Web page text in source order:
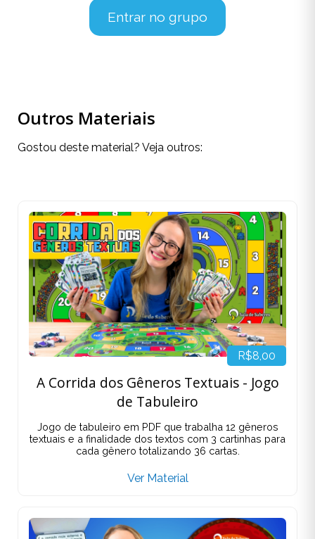
Entrar no grupo
Outros Materiais
Gostou deste material? Veja outros:
R$8,00
A Corrida dos Gêneros Textuais - Jogo
de Tabuleiro
Jogo de tabuleiro em PDF que trabalha 12 gêneros
textuais e a finalidade dos textos com 3 cartinhas para
cada gênero totalizando 36 cartas.
Ver Material